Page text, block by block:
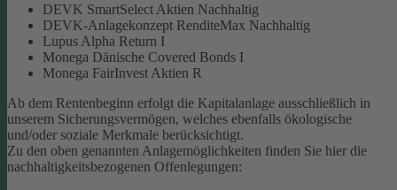
DEVK SmartSelect Aktien Nachhaltig
DEVK-Anlagekonzept RenditeMax Nachhaltig
Lupus Alpha Return I
Monega Dänische Covered Bonds I
Monega FairInvest Aktien R
Ab dem Rentenbeginn erfolgt die Kapitalanlage ausschließlich in
unserem Sicherungsvermögen, welches ebenfalls ökologische
und/oder soziale Merkmale berücksichtigt.
Zu den oben genannten Anlagemöglichkeiten finden Sie hier die
nachhaltigkeitsbezogenen Offenlegungen: